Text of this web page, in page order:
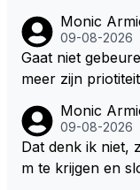
Monic
09-08-2026
Gaat niet
meer zijn
Monic
09-08-2026
Dat denk ik niet,
m te krijgen en